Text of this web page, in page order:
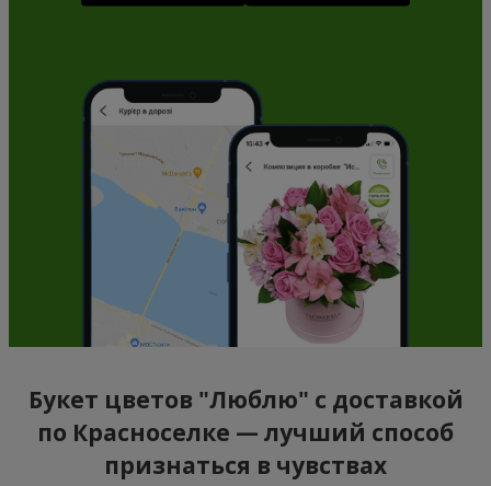
Букет цветов "Люблю" с доставкой
по Красноселке — лучший способ
признаться в чувствах